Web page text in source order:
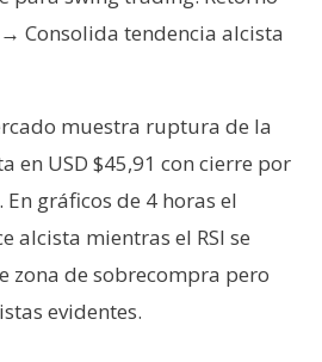
Consolida tendencia alcista
muestra ruptura de la
en USD $45,91 con cierre por
gráficos de 4 horas el
alcista mientras el RSI se
zona de sobrecompra pero
evidentes.